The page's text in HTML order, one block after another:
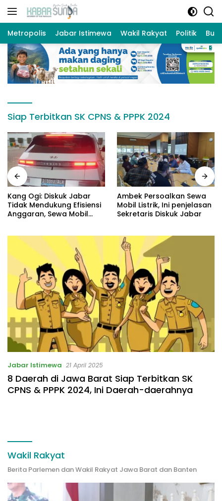
Langsung
Metropolis Jabar Istimewa Wakil Rakyat Politik
Siap Terbitkan SK CPNS & PPPK 2024
Kang Ogi: Diskuk Jabar
Tidak Mendukung Efisiensi
Anggaran, Sewa Mobil
Ambek Persoalkan Sewa
Mobil Listrik, Ini penjelasan
Sekretaris Diskuk Jabar
Jabar Istimewa 21 April 2025
8 Daerah di Jawa Barat Siap Terbitkan SK
CPNS & PPPK 2024, Ini Daerah-daerahnya
Wakil Rakyat
Berita Parlemen dan Wakil Rakyat Jawa Barat dan Banten